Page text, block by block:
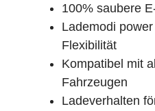
100% saubere
Lademodi
Flexibilität
Kompatibel mit
Fahrzeugen
Ladeverhalten